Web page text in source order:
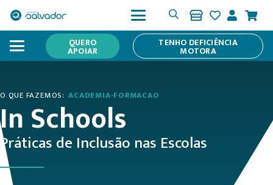
QUERO
APOIAR
TENHO DEFICIÊNCIA
MOTORA
O QUE FAZEMOS: ACADEMIA-FORMACAO
In Schools
Práticas de Inclusão nas Escolas